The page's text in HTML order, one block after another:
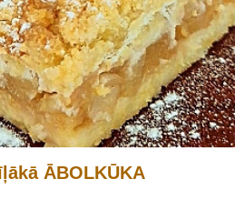
ĀBOLKŪKA